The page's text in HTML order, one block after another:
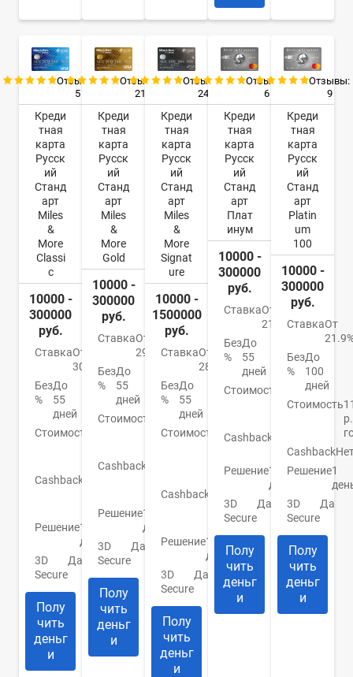
Отзывы:
5
Креди
тная
карта
Русск
ий
Станд
арт
Miles
&
More
Classi
c
10000 -
300000
руб.
СтавкаОт
30.4%
Без
%
До
55
дней
Стоимость
год
Cashback
60 ₽
Решение1
день
3D
Secure
Да
Полу
чить
деньг
и
Отзывы:
21
Креди
тная
карта
Русск
ий
Станд
арт
Miles
&
More
Gold
10000 -
300000
руб.
СтавкаОт
29.5%
Без
%
До
55
дней
Стоимость
3000
р./
Cashback
60 ₽
Решение1
день
3D
Secure
Да
Полу
чить
деньг
и
Отзывы:
24
Креди
тная
карта
Русск
ий
Станд
арт
Miles
&
More
Signat
ure
10000 -
1500000
руб.
СтавкаОт
28.9%
Без
%
До
55
дней
Стоимость
10
год
Cashback
миля/
60 ₽
Решение1
день
3D
Secure
Да
Полу
чить
деньг
и
Отзывы:
6
Креди
тная
карта
Русск
ий
Станд
арт
Плат
инум
10000 -
300000
руб.
СтавкаОт
21.9%
Без
%
До
55
дней
Стоимость
руб./
Cashback
25%
Решение1
день
3D
Secure
Да
Полу
чить
деньг
и
Отзывы:
9
Креди
тная
карта
Русск
ий
Станд
арт
Platin
um
100
10000 -
300000
руб.
СтавкаОт
Без
%
До
100
дней
Стоимость
Cashback
Решение1
3D
Secure
Да
Полу
чить
деньг
и